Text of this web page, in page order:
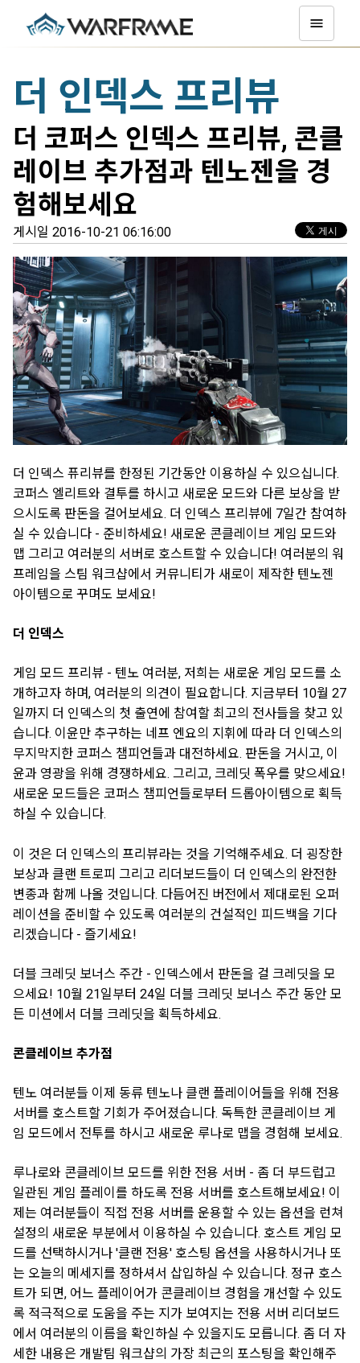
더 인덱스 프리뷰
더 코퍼스 인덱스 프리뷰, 콘클
레이브 추가점과 텐노젠을 경
험해보세요
게시일 2016-10-21 06:16:00
더 인덱스 퓨리뷰를 한정된 기간동안 이용하실 수 있으십니다.
코퍼스 엘리트와 결투를 하시고 새로운 모드와 다른 보상을 받
으시도록 판돈을 걸어보세요. 더 인덱스 프리뷰에 7일간 참여하
실 수 있습니다 - 준비하세요! 새로운 콘클레이브 게임 모드와
맵 그리고 여러분의 서버로 호스트할 수 있습니다! 여러분의 워
프레임을 스팀 워크샵에서 커뮤니티가 새로이 제작한 텐노젠
아이템으로 꾸며도 보세요!
더 인덱스
게임 모드 프리뷰 - 텐노 여러분, 저희는 새로운 게임 모드를 소
개하고자 하며, 여러분의 의견이 필요합니다. 지금부터 10월 27
일까지 더 인덱스의 첫 출연에 참여할 최고의 전사들을 찾고 있
습니다. 이윤만 추구하는 네프 엔요의 지휘에 따라 더 인덱스의
무지막지한 코퍼스 챔피언들과 대전하세요. 판돈을 거시고, 이
윤과 영광을 위해 경쟁하세요. 그리고, 크레딧 폭우를 맞으세요!
새로운 모드들은 코퍼스 챔피언들로부터 드롭아이템으로 획득
하실 수 있습니다.
이 것은 더 인덱스의 프리뷰라는 것을 기억해주세요. 더 굉장한
보상과 클랜 트로피 그리고 리더보드들이 더 인덱스의 완전한
변종과 함께 나올 것입니다. 다듬어진 버전에서 제대로된 오퍼
레이션을 준비할 수 있도록 여러분의 건설적인 피드백을 기다
리겠습니다 - 즐기세요!
더블 크레딧 보너스 주간 - 인덱스에서 판돈을 걸 크레딧을 모
으세요! 10월 21일부터 24일 더블 크레딧 보너스 주간 동안 모
든 미션에서 더블 크레딧을 획득하세요.
콘클레이브 추가점
텐노 여러분들 이제 동류 텐노나 클랜 플레이어들을 위해 전용
서버를 호스트할 기회가 주어졌습니다. 독특한 콘클레이브 게
임 모드에서 전투를 하시고 새로운 루나로 맵을 경험해 보세요.
루나로와 콘클레이브 모드를 위한 전용 서버 - 좀 더 부드럽고
일관된 게임 플레이를 하도록 전용 서버를 호스트해보세요! 이
제는 여러분들이 직접 전용 서버를 운용할 수 있는 옵션을 런쳐
설정의 새로운 부분에서 이용하실 수 있습니다. 호스트 게임 모
드를 선택하시거나 '클랜 전용' 호스팅 옵션을 사용하시거나 또
는 오늘의 메세지를 정하셔서 삽입하실 수 있습니다. 정규 호스
트가 되면, 어느 플레이어가 콘클레이브 경험을 개선할 수 있도
록 적극적으로 도움을 주는 지가 보여지는 전용 서버 리더보드
에서 여러분의 이름을 확인하실 수 있을지도 모릅니다. 좀 더 자
세한 내용은 개발팀 워크샵의 가장 최근의 포스팅을 확인해주